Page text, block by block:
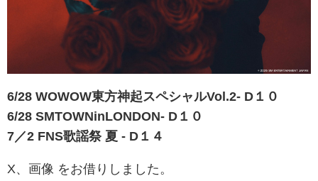
6/28 WOWOW東方神起スペシャルVol.2- D１０
6/28 SMTOWNinLONDON- D１０
7／2 FNS歌謡祭 夏 - D１４
X、画像 をお借りしました。